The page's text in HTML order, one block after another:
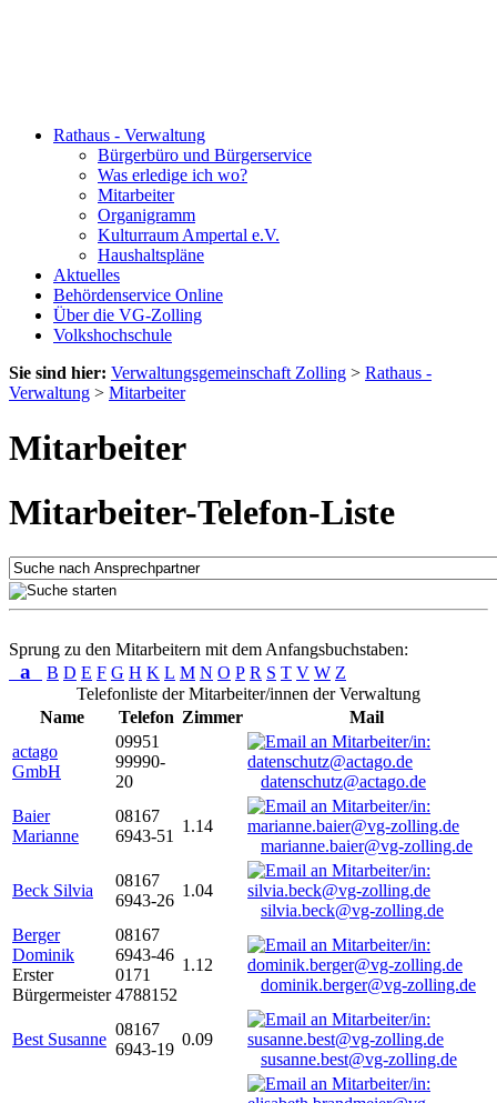
Rathaus - Verwaltung
Bürgerbüro und Bürgerservice
Was erledige ich wo?
Mitarbeiter
Organigramm
Kulturraum Ampertal e.V.
Haushaltspläne
Aktuelles
Behördenservice Online
Über die VG-Zolling
Volkshochschule
Sie sind hier: Verwaltungsgemeinschaft Zolling > Rathaus -
Verwaltung > Mitarbeiter
Mitarbeiter
Mitarbeiter-Telefon-Liste
Sprung zu den Mitarbeitern mit dem Anfangsbuchstaben:
a B D E F G H K L M N O P R S T V W Z
Telefonliste der Mitarbeiter/innen der Verwaltung
Name
Telefon Zimmer
Mail
actago
GmbH
09951
99990-
20
datenschutz@actago.de
Baier
Marianne
08167
6943-51
1.14
marianne.baier@vg-zolling.de
Beck Silvia
08167
6943-26
1.04
silvia.beck@vg-zolling.de
Berger
Dominik
Erster
Bürgermeister
08167
6943-46
0171
4788152
1.12
dominik.berger@vg-zolling.de
Best Susanne
08167
6943-19
0.09
susanne.best@vg-zolling.de